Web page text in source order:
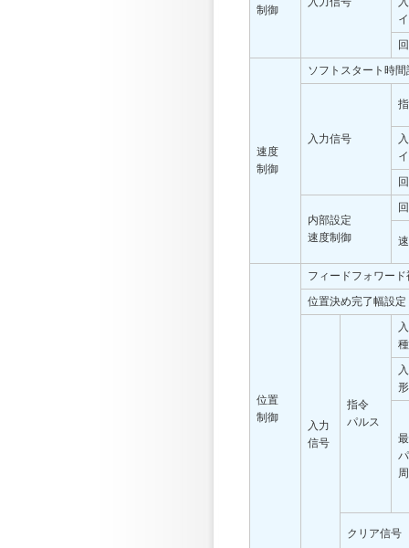
制御
速度
制御
ソフトスタート時間
入力信号
内部設定
速度制御
位置
制御
フィードフォワード
位置決め完了幅設定
入力
信号
指令
パルス
クリア信号